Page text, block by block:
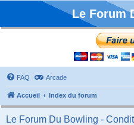
Le Forum
FAQ Arcade
Accueil Index du forum
Le Forum Du Bowling -